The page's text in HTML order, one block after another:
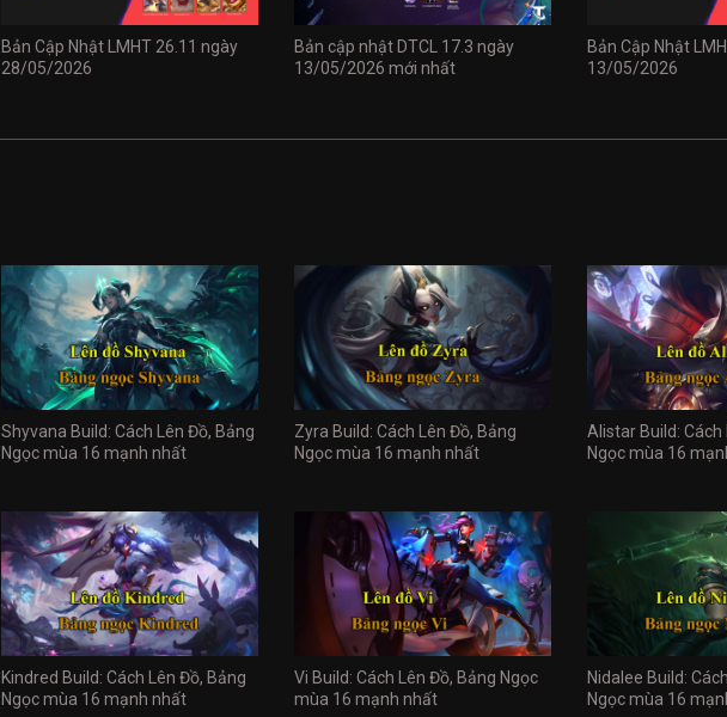
Bản Cập Nhật LMHT 26.11 ngày
28/05/2026
Bản cập nhật DTCL 17.3 ngày
13/05/2026 mới nhất
Bản Cập Nhật
13/05/2026
Shyvana Build: Cách Lên Đồ, Bảng
Ngọc mùa 16 mạnh nhất
Zyra Build: Cách Lên Đồ, Bảng
Ngọc mùa 16 mạnh nhất
Alistar Build: Cách
Ngọc mùa 16
Kindred Build: Cách Lên Đồ, Bảng
Ngọc mùa 16 mạnh nhất
Vi Build: Cách Lên Đồ, Bảng Ngọc
mùa 16 mạnh nhất
Nidalee Build:
Ngọc mùa 16